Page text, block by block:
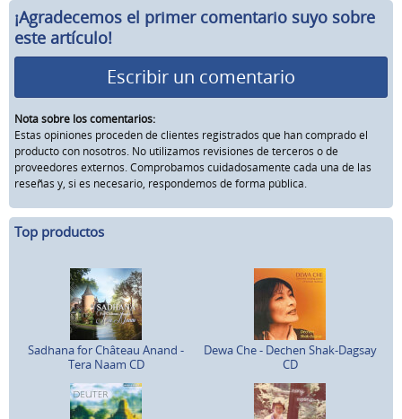
¡Agradecemos el primer comentario suyo sobre
este artículo!
Escribir un comentario
Nota sobre los comentarios:
Estas opiniones proceden de clientes registrados que han comprado el
producto con nosotros. No utilizamos revisiones de terceros o de
proveedores externos. Comprobamos cuidadosamente cada una de las
reseñas y, si es necesario, respondemos de forma pública.
Top productos
Sadhana for Château Anand -
Tera Naam CD
Dewa Che - Dechen Shak-Dagsay
CD